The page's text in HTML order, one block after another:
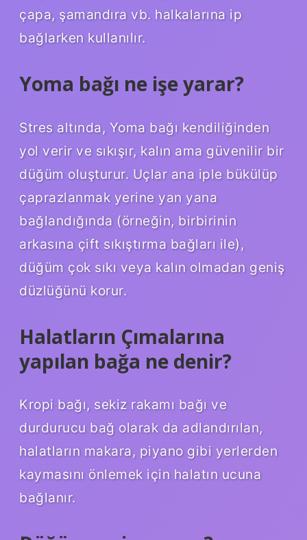
çapa, şamandıra vb. halkalarına ip
bağlarken kullanılır.
Yoma bağı ne işe yarar?
Stres altında, Yoma bağı kendiliğinden
yol verir ve sıkışır, kalın ama güvenilir bir
düğüm oluşturur. Uçlar ana iple bükülüp
çaprazlanmak yerine yan yana
bağlandığında (örneğin, birbirinin
arkasına çift sıkıştırma bağları ile),
düğüm çok sıkı veya kalın olmadan geniş
düzlüğünü korur.
Halatların Çımalarına
yapılan bağa ne denir?
Kropi bağı, sekiz rakamı bağı ve
durdurucu bağ olarak da adlandırılan,
halatların makara, piyano gibi yerlerden
kaymasını önlemek için halatın ucuna
bağlanır.